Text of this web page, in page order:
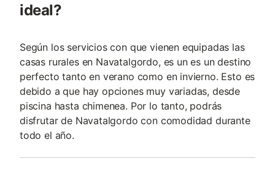
ideal?
Según los servicios con que vienen equipadas las
casas rurales en Navatalgordo, es un es un destino
perfecto tanto en verano como en invierno. Esto es
debido a que hay opciones muy variadas, desde
piscina hasta chimenea. Por lo tanto, podrás
disfrutar de Navatalgordo con comodidad durante
todo el año.